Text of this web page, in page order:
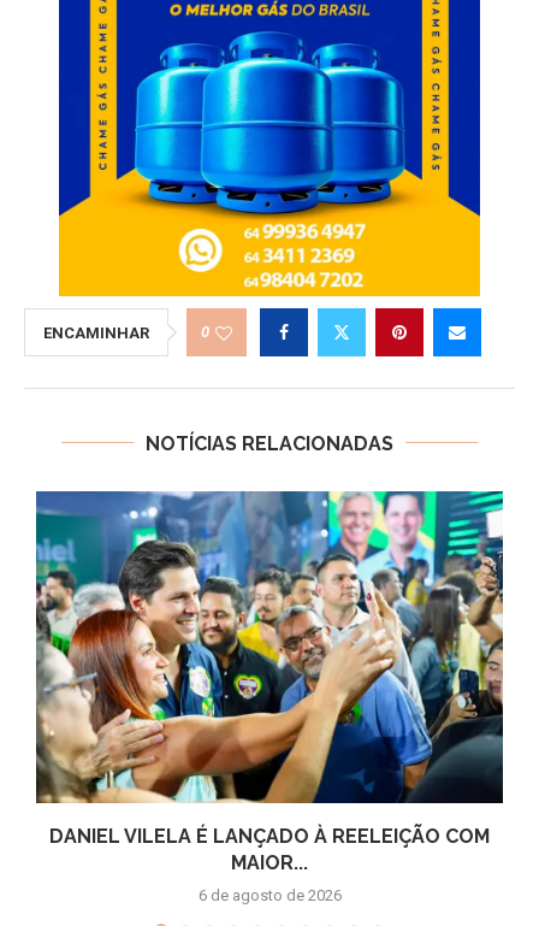
ENCAMINHAR 0
NOTÍCIAS RELACIONADAS
DANIEL VILELA É LANÇADO À REELEIÇÃO COM
MAIOR...
6 de agosto de 2026